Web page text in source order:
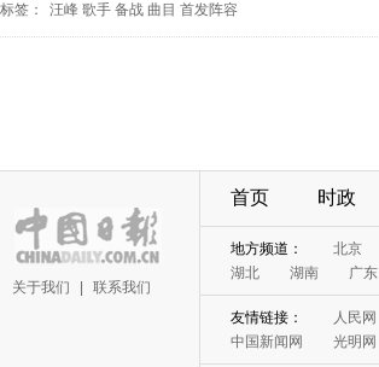
标签： 汪峰 歌手 备战 曲目 首发阵容
关于我们 联系我们
首页 时政
地方频道： 北京
湖北
湖南 广东
友情链接： 人民网
中国新闻网
光明网